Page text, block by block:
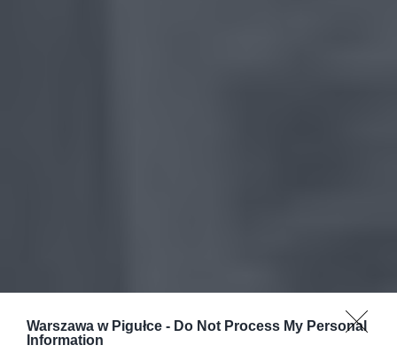
Warszawa w Pigułce - Do Not Process My Personal
Information